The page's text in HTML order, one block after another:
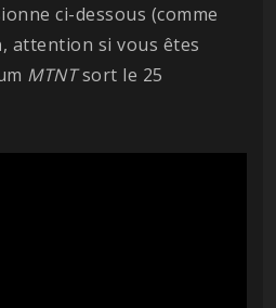
ci-dessous (comme
, attention si vous êtes
MTNTsort le 25